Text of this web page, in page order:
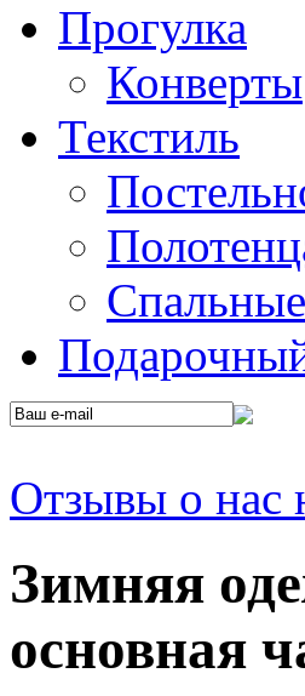
Прогулка
Конверты
Текстиль
Отзывы о нас
Зимняя
основная